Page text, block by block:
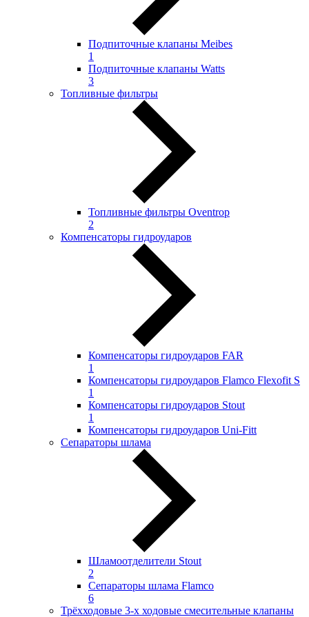
Подпиточные клапаны Meibes
1
Подпиточные клапаны Watts
3
Топливные фильтры
Топливные фильтры Oventrop
2
Компенсаторы гидроударов
Компенсаторы гидроударов FAR
1
Компенсаторы гидроударов Flamco Flexofit S
1
Компенсаторы гидроударов Stout
1
Компенсаторы гидроударов Uni-Fitt
Сепараторы шлама
Шламоотделители Stout
2
Сепараторы шлама Flamco
6
Трёхходовые 3-х ходовые смесительные клапаны